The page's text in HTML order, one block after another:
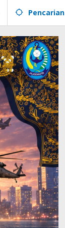
Pencarian